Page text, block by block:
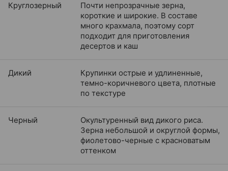
Круглозерный
Почти непрозрачные зерна,
короткие и широкие. В составе
много крахмала, поэтому сорт
подходит для приготовления
десертов и каш
Дикий
Крупинки острые и удлиненные,
темно-коричневого цвета, плотные
по текстуре
Черный
Окультуренный вид дикого риса.
Зерна небольшой и округлой формы,
фиолетово-черные с красноватым
оттенком